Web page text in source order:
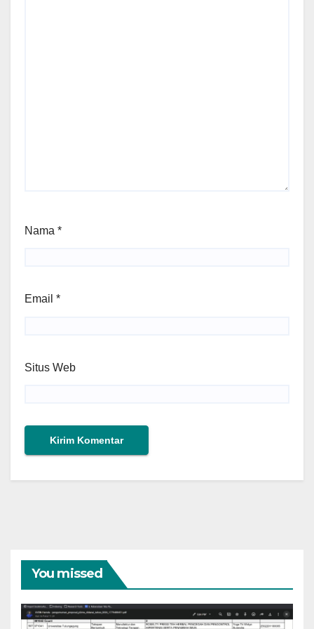
Nama *
Email *
Situs Web
You missed